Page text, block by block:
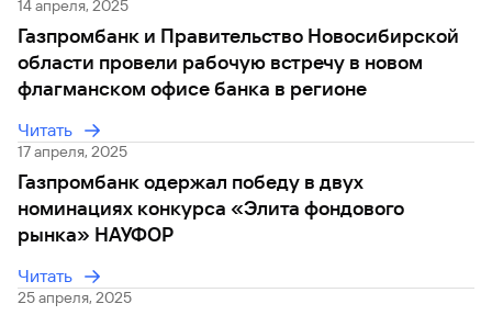
по
сайту
Вклады
14 апреля, 2025
Газпромбанк и Правительство Новосибирской
области провели рабочую встречу в новом
флагманском офисе банка в регионе
Читать
17 апреля, 2025
Газпромбанк одержал победу в двух
номинациях конкурса «Элита фондового
рынка» НАУФОР
Читать
25 апреля, 2025